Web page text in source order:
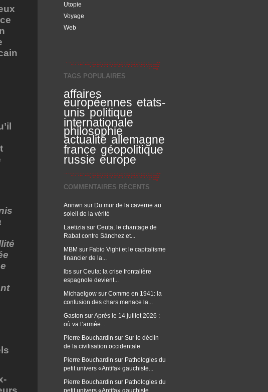
Utopie
Voyage
Web
TAGS POPULAIRES
affaires
européennes etats-
unis politique
internationale
philosophie
actualité allemagne
france géopolitique
russie europe
COMMENTAIRES RÉCENTS
Annwn sur Du mur de la caverne au
soleil de la vérité
Laetizia sur Ceuta, le chantage de
Rabat contre Sánchez et...
MBM sur Fabio Vighi et le capitalisme
financier de la...
lbs sur Ceuta: la crise frontalière
espagnole devient...
Michaelgow sur Comme en 1941: la
confusion des chars menace la...
Gaston surAprès le 14 juillet 2026 :
où va l’armée...
Pierre Bouchardin sur Sur le déclin
de la civilisation occidentale
Pierre Bouchardin sur Pathologies du
petit univers «Antifa» gauchiste...
Pierre Bouchardin sur Pathologies du
petit univers «Antifa» gauchiste...